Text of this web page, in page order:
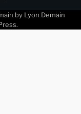
by Lyon Demain
.